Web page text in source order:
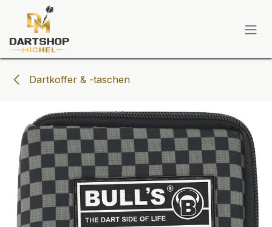
Zum Inhalt springen
Dartkoffer & -taschen